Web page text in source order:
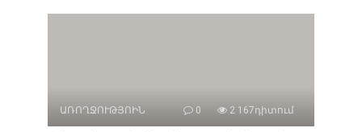
ԱՌՈՂՋՈՒԹՅՈԻՆ 0 2 167դիտում